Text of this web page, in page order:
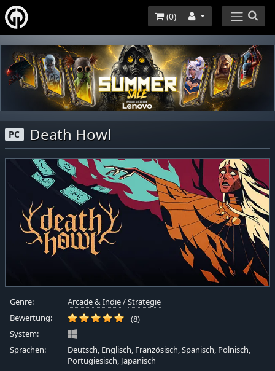
(0)
PC Death Howl
Genre: Arcade & Indie/Strategie
Bewertung:
(8)
System:
Sprachen:
Deutsch, Englisch, Französisch, Spanisch, Polnisch,
Portugiesisch, Japanisch